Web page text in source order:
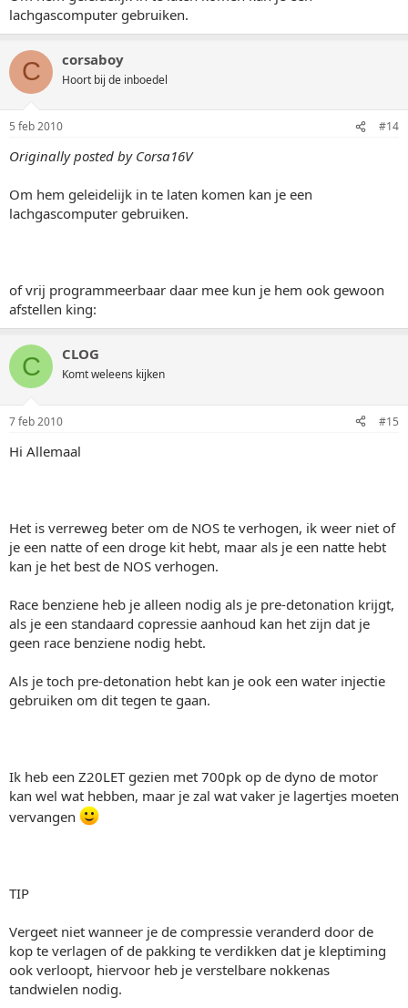
lachgascomputer gebruiken.
C corsaboy
Hoort bij de inboedel
5 feb 2010 #14
Originally posted by Corsa16V
Om hem geleidelijk in te laten komen kan je een
lachgascomputer gebruiken.
of vrij programmeerbaar daar mee kun je hem ook gewoon
afstellen king:
C CLOG
Komt weleens kijken
7 feb 2010 #15
Hi Allemaal
Het is verreweg beter om de NOS te verhogen, ik weer niet of
je een natte of een droge kit hebt, maar als je een natte hebt
kan je het best de NOS verhogen.
Race benziene heb je alleen nodig als je pre-detonation krijgt,
als je een standaard copressie aanhoud kan het zijn dat je
geen race benziene nodig hebt.
Als je toch pre-detonation hebt kan je ook een water injectie
gebruiken om dit tegen te gaan.
Ik heb een Z20LET gezien met 700pk op de dyno de motor
kan wel wat hebben, maar je zal wat vaker je lagertjes moeten
vervangen
TIP
Vergeet niet wanneer je de compressie veranderd door de
kop te verlagen of de pakking te verdikken dat je kleptiming
ook verloopt, hiervoor heb je verstelbare nokkenas
tandwielen nodig.